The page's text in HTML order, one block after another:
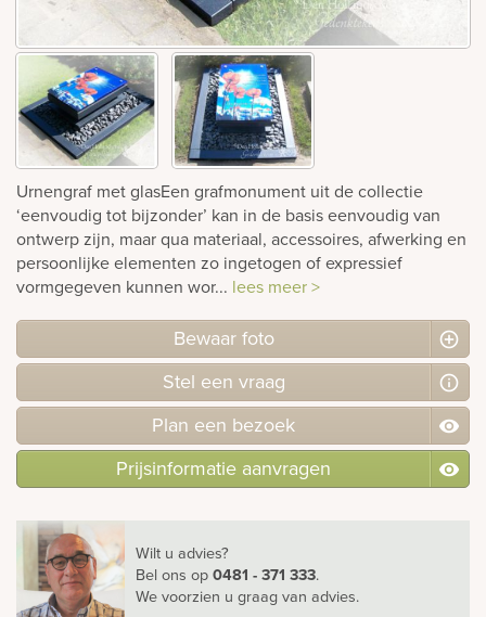
Urnengraf met glasEen grafmonument uit de collectie
‘eenvoudig tot bijzonder’ kan in de basis eenvoudig van
ontwerp zijn, maar qua materiaal, accessoires, afwerking en
persoonlijke elementen zo ingetogen of expressief
vormgegeven kunnen wor... lees meer >
Bewaar foto
Stel een vraag
Plan een bezoek
Prijsinformatie aanvragen
Wilt u advies?
Bel ons op0481 - 371 333.
We voorzien u graag van advies.